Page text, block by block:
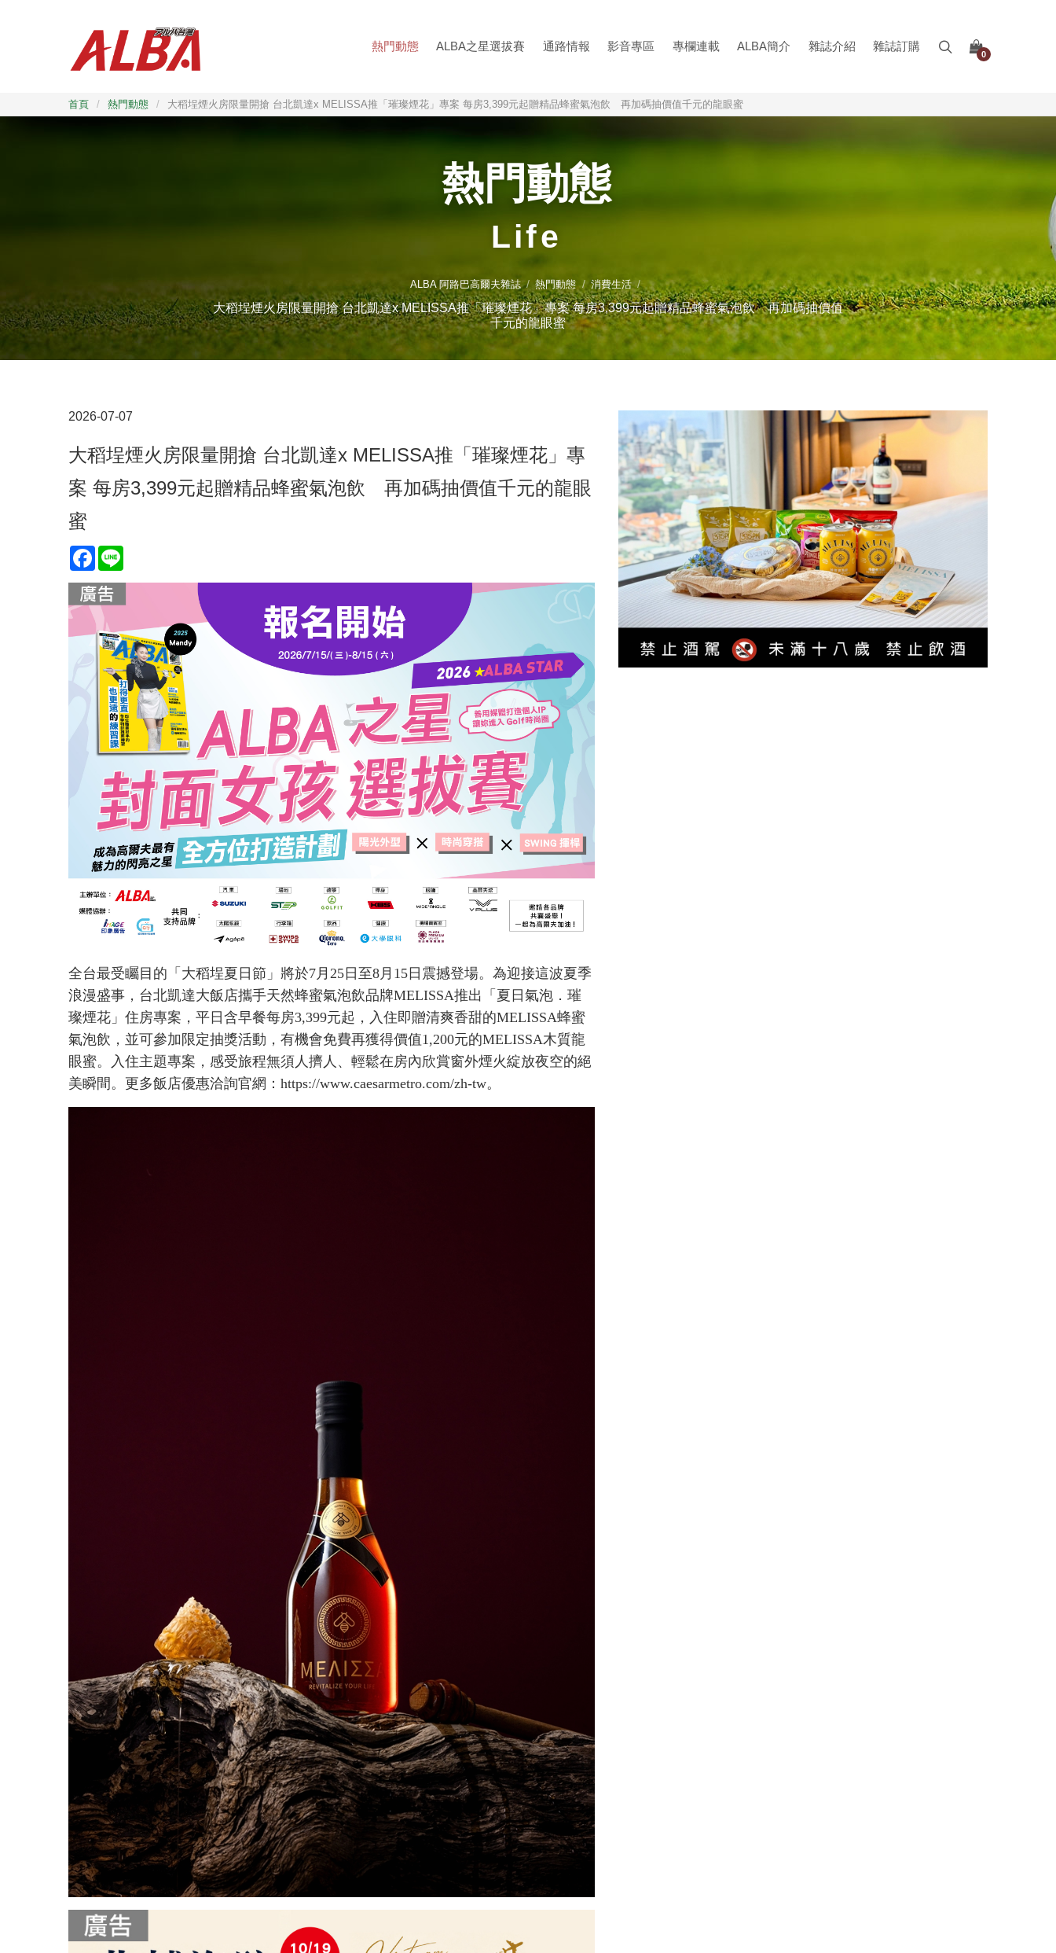
熱門動態 ALBA之星選拔賽 通路情報 影音專區 專欄連載 ALBA簡介 雜誌介紹 雜誌訂購
0
首頁 / 熱門動態 / 大稻埕煙火房限量開搶 台北凱達x MELISSA推「璀璨煙花」專案 每房3,399元起贈精品蜂蜜氣泡飲 再加碼抽價值千元的龍眼蜜
熱門動態
Life
ALBA 阿路巴高爾夫雜誌 熱門動態 消費生活
大稻埕煙火房限量開搶 台北凱達x MELISSA推「璀璨煙花」專案 每房3,399元起贈精品蜂蜜氣泡飲 再加碼抽價值
千元的龍眼蜜
2026-07-07
大稻埕煙火房限量開搶 台北凱達x MELISSA推「璀璨煙花」專
案 每房3,399元起贈精品蜂蜜氣泡飲 再加碼抽價值千元的龍眼
蜜
Facebook
全台最受矚目的「大稻埕夏日節」將於7月25日至8月15日震撼登場。為迎接這波夏季
浪漫盛事，台北凱達大飯店攜手天然蜂蜜氣泡飲品牌MELISSA推出「夏日氣泡．璀
璨煙花」住房專案，平日含早餐每房3,399元起，入住即贈清爽香甜的MELISSA蜂蜜
氣泡飲，並可參加限定抽獎活動，有機會免費再獲得價值1,200元的MELISSA木質龍
眼蜜。入住主題專案，感受旅程無須人擠人、輕鬆在房內欣賞窗外煙火綻放夜空的絕
美瞬間。更多飯店優惠洽詢官網：https://www.caesarmetro.com/zh-tw。